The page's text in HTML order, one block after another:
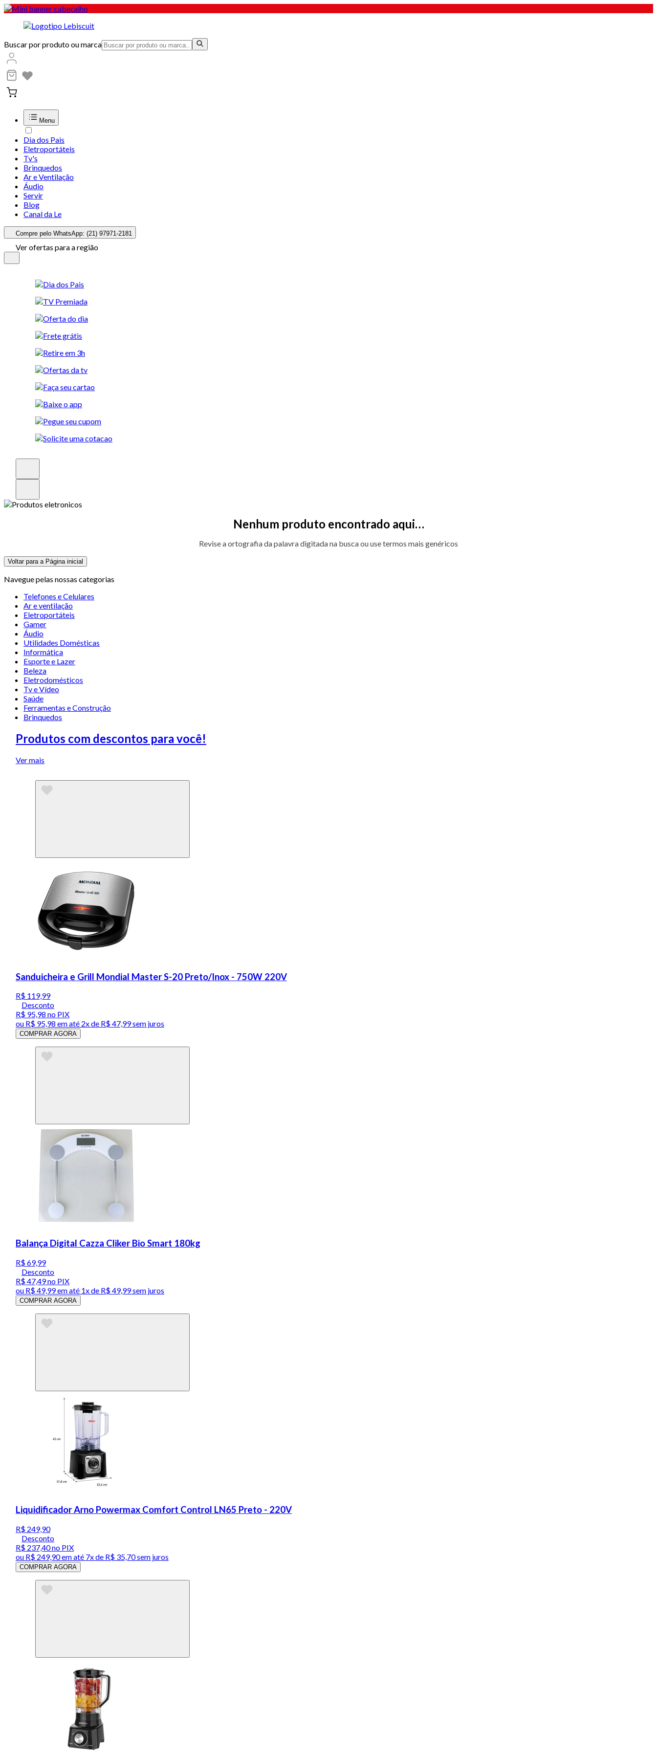
Buscar por produto ou marca
Menu
Dia dos Pais
Eletroportáteis
Tv's
Brinquedos
Ar e Ventilação
Áudio
Servir
Blog
Canal da Le
Compre pelo WhatsApp: (21) 97971-2181
Ver ofertas para a região
Nenhum produto encontrado aqui…
Revise a ortografia da palavra digitada na busca ou use termos mais genéricos
Voltar para a Página inicial
Navegue pelas nossas categorias
Telefones e Celulares
Ar e ventilação
Eletroportáteis
Gamer
Áudio
Utilidades Domésticas
Informática
Esporte e Lazer
Beleza
Eletrodomésticos
Tv e Vídeo
Saúde
Ferramentas e Construção
Brinquedos
Produtos com descontos para você!
Ver mais
Sanduicheira e Grill Mondial Master S-20 Preto/Inox - 750W 220V
R$ 119,99
Desconto
R$ 95,98 no PIX
ou R$ 95,98 em até 2x de R$ 47,99 sem juros
COMPRAR AGORA
Balança Digital Cazza Cliker Bio Smart 180kg
R$ 69,99
Desconto
R$ 47,49no PIX
ou R$ 49,99em até 1x de R$ 49,99sem juros
COMPRAR AGORA
Liquidificador Arno Powermax Comfort Control LN65 Preto - 220V
R$ 249,90
Desconto
R$ 237,40no PIX
ou R$ 249,90em até 7x de R$ 35,70 sem juros
COMPRAR AGORA